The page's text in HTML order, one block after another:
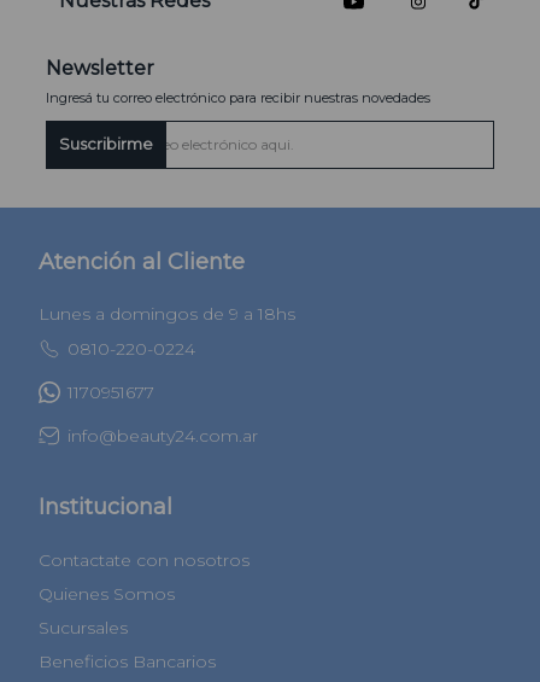
Newsletter
Ingresá tu correo electrónico para recibir nuestras novedades
Suscribirme
Atención al Cliente
Lunes a domingos de 9 a 18hs
0810-220-0224
1170951677
info@beauty24.com.ar
Institucional
Contactate con nosotros
Quienes Somos
Sucursales
Beneficios Bancarios